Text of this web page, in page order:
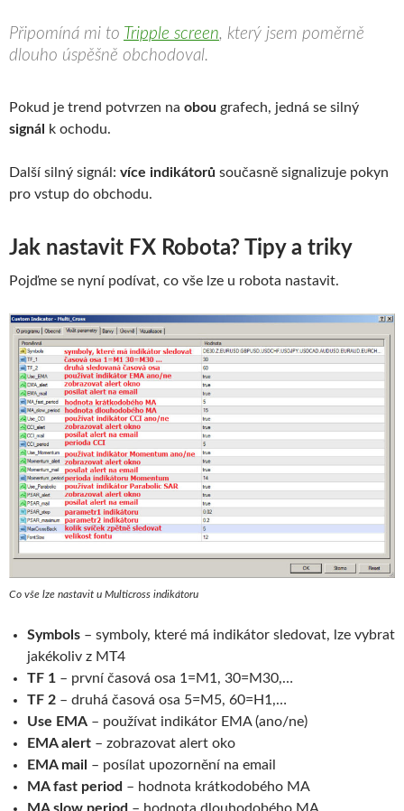
Připomíná mi to Tripple screen, který jsem poměrně
dlouho úspěšně obchodoval.
Pokud je trend potvrzen na obou grafech, jedná se silný
signál
k ochodu.
Další silný signál: více indikátorů současně signalizuje pokyn
pro vstup do obchodu.
Jak nastavit FX Robota? Tipy a triky
Pojďme se nyní podívat, co vše lze u robota nastavit.
Co vše lze nastavit u Multicross indikátoru
Symbols – symboly, které má indikátor sledovat, lze vybrat
jakékoliv z MT4
TF 1 – první časová osa 1=M1, 30=M30,…
TF 2 – druhá časová osa 5=M5, 60=H1,…
Use EMA – používat indikátor EMA (ano/ne)
EMA alert – zobrazovat alert oko
EMA mail – posílat upozornění na email
MA fast period – hodnota krátkodobého MA
MA slow period – hodnota dlouhodobého MA